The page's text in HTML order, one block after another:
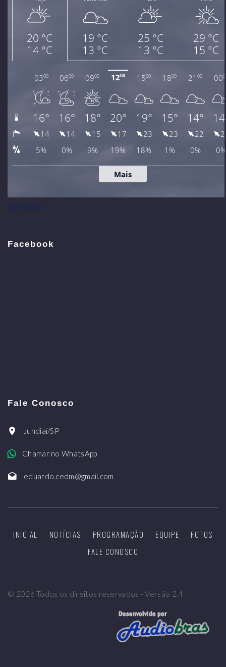
meteoblue
Facebook
Fale Conosco
Jundiaí/SP
Chamar no WhatsApp
eduardo.cedm@gmail.com
INICIAL NOTÍCIAS PROGRAMAÇÃO EQUIPE
FOTOS
FALE CONOSCO
© 2026 Todos os direitos reservados - Versão 2.4